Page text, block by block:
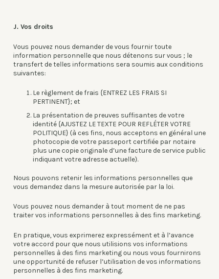
J. Vos droits
Vous pouvez nous demander de vous fournir toute
information personnelle que nous détenons sur vous ; le
transfert de telles informations sera soumis aux conditions
suivantes:
Le règlement de frais {ENTREZ LES FRAIS SI
PERTINENT}; et
La présentation de preuves suffisantes de votre
identité {AJUSTEZ LE TEXTE POUR REFLÉTER VOTRE
POLITIQUE} (à ces fins, nous acceptons en général une
photocopie de votre passeport certifiée par notaire
plus une copie originale d’une facture de service public
indiquant votre adresse actuelle).
Nous pouvons retenir les informations personnelles que
vous demandez dans la mesure autorisée par la loi.
Vous pouvez nous demander à tout moment de ne pas
traiter vos informations personnelles à des fins marketing.
En pratique, vous exprimerez expressément et à l’avance
votre accord pour que nous utilisions vos informations
personnelles à des fins marketing ou nous vous fournirons
une opportunité de refuser l’utilisation de vos informations
personnelles à des fins marketing.